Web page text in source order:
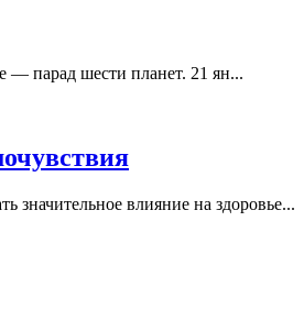
— парад шести планет. 21 ян...
значительное влияние на здоровье...